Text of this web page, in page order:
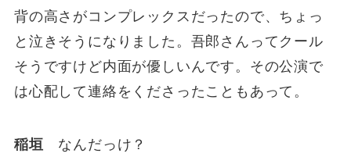
背の高さがコンプレックスだったので、ちょっ
と泣きそうになりました。吾郎さんってクール
そうですけど内面が優しいんです。その公演で
は心配して連絡をくださったこともあって。
稲垣 なんだっけ？